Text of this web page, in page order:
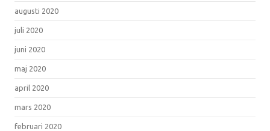
augusti 2020
juli 2020
juni 2020
maj 2020
april 2020
mars 2020
februari 2020